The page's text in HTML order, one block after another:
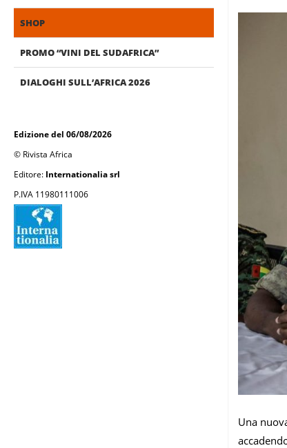
SHOP
PROMO “VINI DEL SUDAFRICA”
DIALOGHI SULL’AFRICA 2026
Edizione del 06/08/2026
© Rivista Africa
Editore: Internationalia srl
P.IVA 11980111006
Una